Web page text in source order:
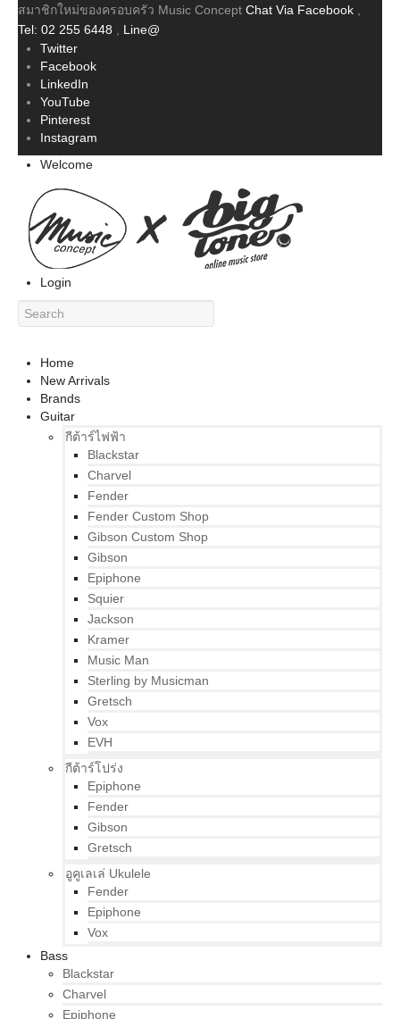
สมาชิกใหม่ของครอบครัว Music Concept Chat Via Facebook
Tel: 02 255 6448
Line@
Twitter
Facebook
LinkedIn
YouTube
Pinterest
Instagram
Welcome
Login
Home
New Arrivals
Brands
Guitar
กีต้าร์ไฟฟ้า
Blackstar
Charvel
Fender
Fender Custom Shop
Gibson Custom Shop
Gibson
Epiphone
Squier
Jackson
Kramer
Music Man
Sterling by Musicman
Gretsch
Vox
EVH
กีต้าร์โปร่ง
Epiphone
Fender
Gibson
Gretsch
อูคูเลเล่ Ukulele
Fender
Epiphone
Vox
Bass
Blackstar
Charvel
Epiphone